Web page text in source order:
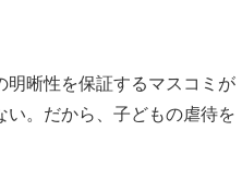
晰性を保証するマスコミが
。だから、子どもの虐待を